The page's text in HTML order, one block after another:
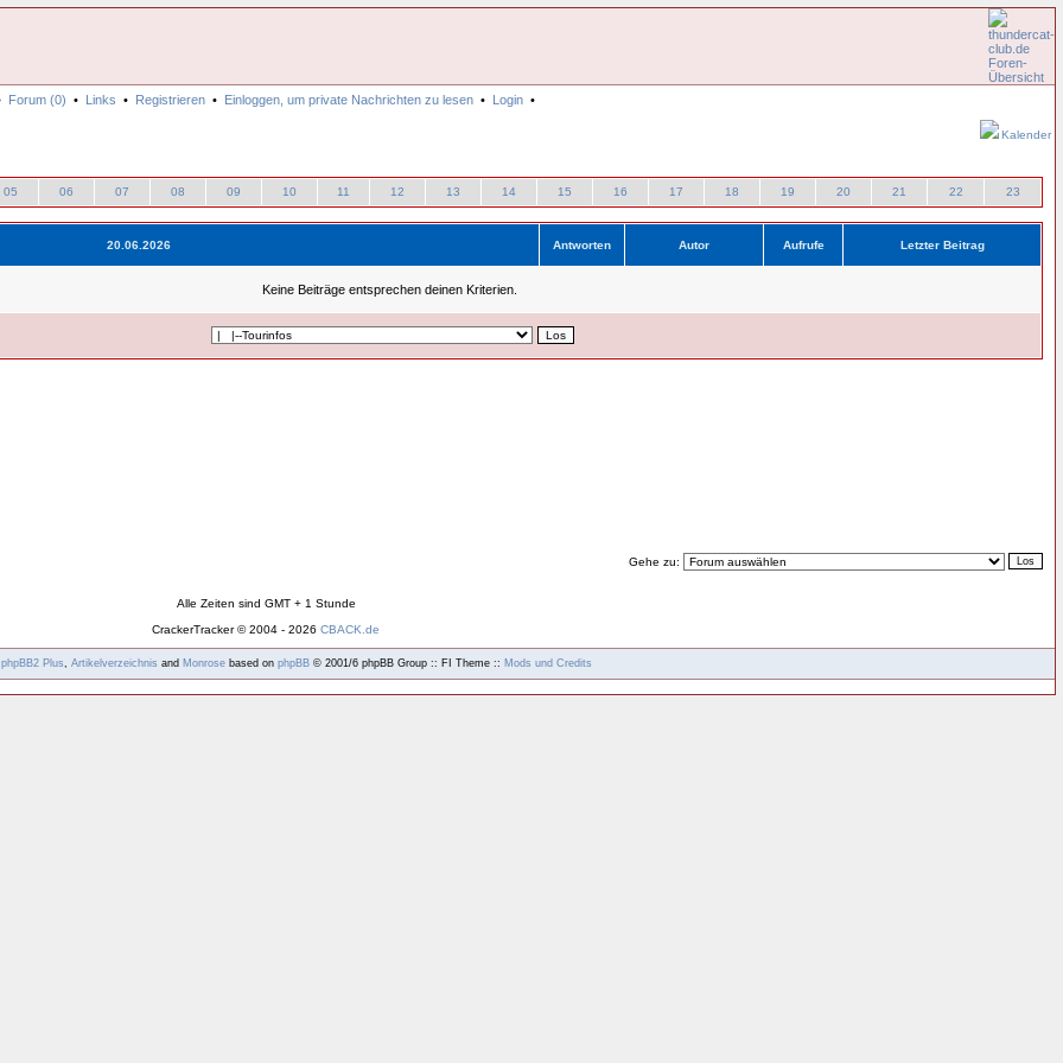
Forum (0) • Links • Registrieren • Einloggen, um private Nachrichten zu lesen • Login •
Kalender
05 06 07 08 09 10 11 12 13 14 15 16 17 18 19 20 21 22 23
20.06.2026 Antworten Autor Aufrufe Letzter Beitrag
Keine Beiträge entsprechen deinen Kriterien.
Gehe zu:
Alle Zeiten sind GMT + 1 Stunde
CrackerTracker © 2004 - 2026 CBACK.de
phpBB2 Plus, Artikelverzeichnis and Monrose based on phpBB © 2001/6 phpBB Group :: FI Theme :: Mods und Credits